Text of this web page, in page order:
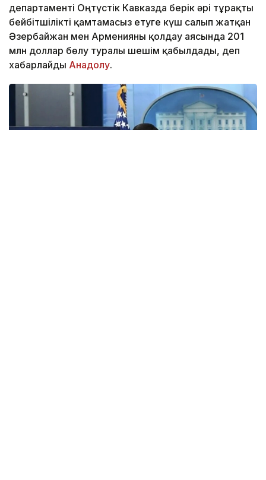
департаменті Оңтүстік Кавказда берік әрі тұрақты
бейбітшілікті қамтамасыз етуге күш салып жатқан
Әзербайжан мен Арменияны қолдау аясында 201
млн доллар бөлу туралы шешім қабылдады, деп
хабарлайды Анадолу.